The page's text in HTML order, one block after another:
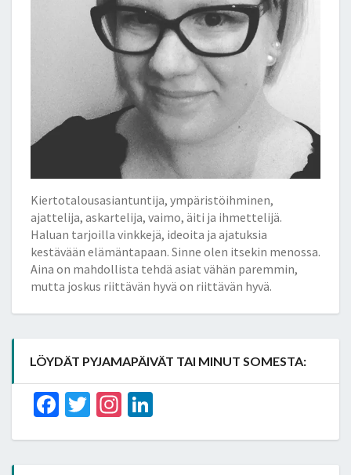
Kiertotalousasiantuntija, ympäristöihminen,
ajattelija, askartelija, vaimo, äiti ja ihmettelijä.
Haluan tarjoilla vinkkejä, ideoita ja ajatuksia
kestävään elämäntapaan. Sinne olen itsekin menossa.
Aina on mahdollista tehdä asiat vähän paremmin,
mutta joskus riittävän hyvä on riittävän hyvä.
LÖYDÄT PYJAMAPÄIVÄT TAI MINUT SOMESTA:
Facebook
TwitterInstagram